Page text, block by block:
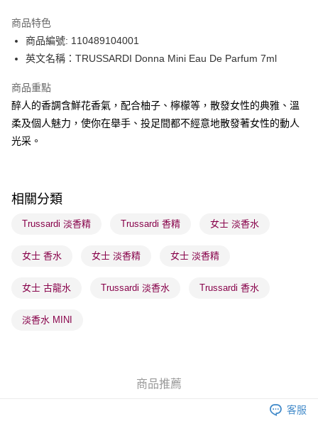
PayMe
WeChat Pay
BoC Pay
送貨方式
順豐自助櫃 - 確認發貨後1-3個工作天送達
順豐站及營業點 - 確認發貨後1-3個工作天送達
物流公司進行物流配送
取。逾期會取消訂單，並不會安排重寄
取。逾期會取消訂單，並不會安排重寄
商品特色
商品編號: 110489104001
英文名稱：TRUSSARDI Donna Mini Eau De Parfum 7ml
商品重點
醉人的香調含鮮花香氣，配合柚子、檸檬等，散發女性的典雅、溫
柔及個人魅力，使你在舉手、投足間都不經意地散發著女性的動人
光采。
相關分類
Trussardi 淡香精 Trussardi 香精 女士 淡香水
女士 香水 女士 淡香精 女士 淡香精
女士 古龍水 Trussardi 淡香水 Trussardi 香水
淡香水 MINI
商品推薦
客服